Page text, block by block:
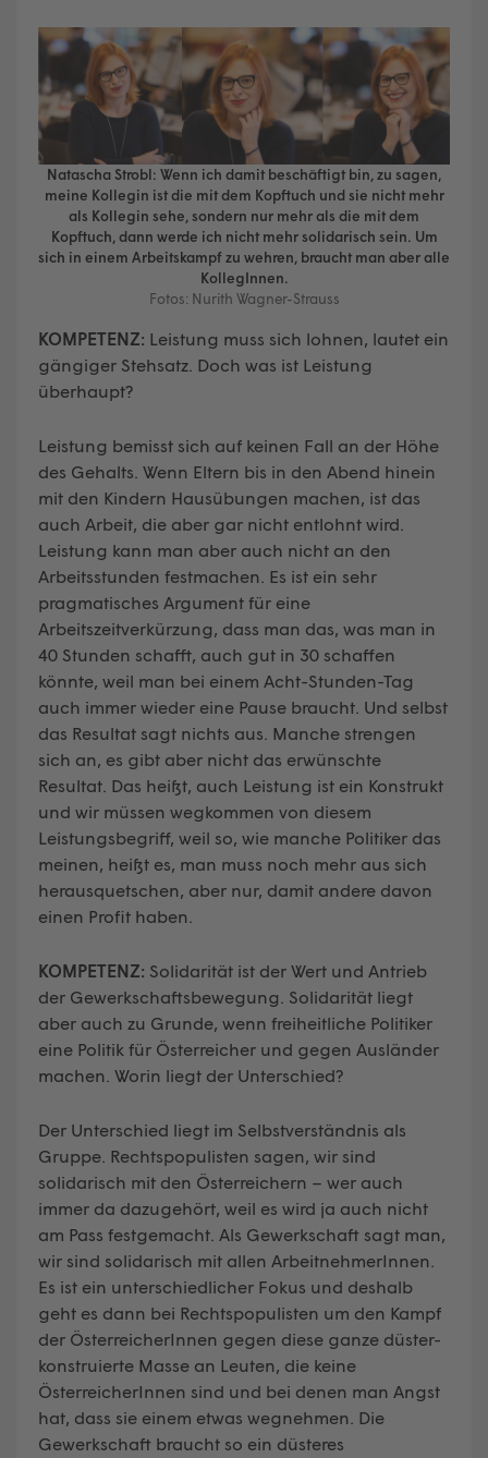
Natascha Strobl: Wenn ich damit beschäftigt bin, zu sagen,
meine Kollegin ist die mit dem Kopftuch und sie nicht mehr
als Kollegin sehe, sondern nur mehr als die mit dem
Kopftuch, dann werde ich nicht mehr solidarisch sein. Um
sich in einem Arbeitskampf zu wehren, braucht man aber alle
KollegInnen.
Fotos: Nurith Wagner-Strauss
KOMPETENZ: Leistung muss sich lohnen, lautet ein
gängiger Stehsatz. Doch was ist Leistung
überhaupt?
Leistung bemisst sich auf keinen Fall an der Höhe
des Gehalts. Wenn Eltern bis in den Abend hinein
mit den Kindern Hausübungen machen, ist das
auch Arbeit, die aber gar nicht entlohnt wird.
Leistung kann man aber auch nicht an den
Arbeitsstunden festmachen. Es ist ein sehr
pragmatisches Argument für eine
Arbeitszeitverkürzung, dass man das, was man in
40 Stunden schafft, auch gut in 30 schaffen
könnte, weil man bei einem Acht-Stunden-Tag
auch immer wieder eine Pause braucht. Und selbst
das Resultat sagt nichts aus. Manche strengen
sich an, es gibt aber nicht das erwünschte
Resultat. Das heißt, auch Leistung ist ein Konstrukt
und wir müssen wegkommen von diesem
Leistungsbegriff, weil so, wie manche Politiker das
meinen, heißt es, man muss noch mehr aus sich
herausquetschen, aber nur, damit andere davon
einen Profit haben.
KOMPETENZ: Solidarität ist der Wert und Antrieb
der Gewerkschaftsbewegung. Solidarität liegt
aber auch zu Grunde, wenn freiheitliche Politiker
eine Politik für Österreicher und gegen Ausländer
machen. Worin liegt der Unterschied?
Der Unterschied liegt im Selbstverständnis als
Gruppe. Rechtspopulisten sagen, wir sind
solidarisch mit den Österreichern – wer auch
immer da dazugehört, weil es wird ja auch nicht
am Pass festgemacht. Als Gewerkschaft sagt man,
wir sind solidarisch mit allen ArbeitnehmerInnen.
Es ist ein unterschiedlicher Fokus und deshalb
geht es dann bei Rechtspopulisten um den Kampf
der ÖsterreicherInnen gegen diese ganze düster-
konstruierte Masse an Leuten, die keine
ÖsterreicherInnen sind und bei denen man Angst
hat, dass sie einem etwas wegnehmen. Die
Gewerkschaft braucht so ein düsteres